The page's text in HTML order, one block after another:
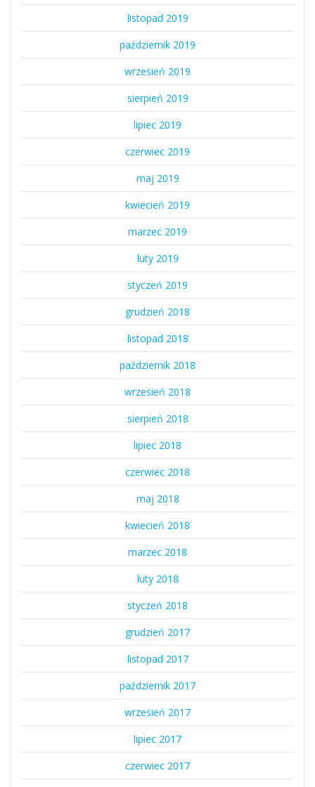
listopad 2019
październik 2019
wrzesień 2019
sierpień 2019
lipiec 2019
czerwiec 2019
maj 2019
kwiecień 2019
marzec 2019
luty 2019
styczeń 2019
grudzień 2018
listopad 2018
październik 2018
wrzesień 2018
sierpień 2018
lipiec 2018
czerwiec 2018
maj 2018
kwiecień 2018
marzec 2018
luty 2018
styczeń 2018
grudzień 2017
listopad 2017
październik 2017
wrzesień 2017
lipiec 2017
czerwiec 2017